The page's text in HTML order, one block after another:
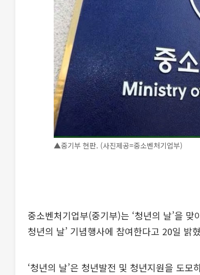
▲중기부 현판. (사진제공=중소벤처기업부)
중소벤처기업부(중기부)는 ‘청년의 날’을
청년의 날’ 기념행사에 참여한다고 20일 밝
‘청년의 날’은 청년발전 및 청년지원을 도